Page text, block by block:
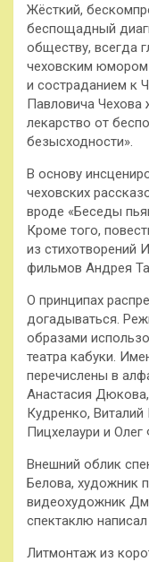
Жёсткий,
беспощадный
обществу, всегда
чеховским
и состраданием к
Павловича
лекарство от
безысходности».
В основу
чеховских
вроде «Беседы
Кроме того,
из стихотворений
фильмов Андрея
О принципах
догадываться.
образами
театра кабуки.
перечислены в
Анастасия Дюкова,
Кудренко,
Пицхелаури и
Внешний облик
Белова, художник
видеохудожник
спектаклю
Литмонтаж из